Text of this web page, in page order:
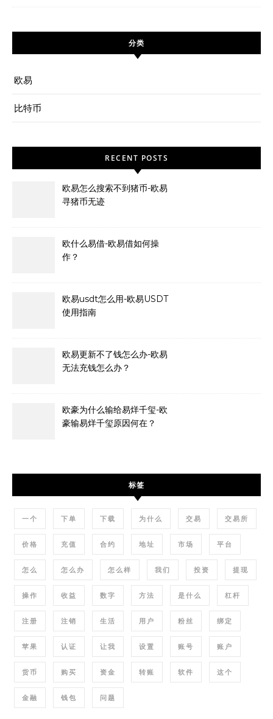
分类
欧易
比特币
RECENT POSTS
欧易怎么搜索不到猪币-欧易
寻猪币无迹
欧什么易借-欧易借如何操
作？
欧易usdt怎么用-欧易USDT
使用指南
欧易更新不了钱怎么办-欧易
无法充钱怎么办？
欧豪为什么输给易烊千玺-欧
豪输易烊千玺原因何在？
标签
一个 下单 下载 为什么 交易 交易所
价格 充值 合约 地址 市场 平台
怎么 怎么办 怎么样 我们 投资 提现
操作 收益 数字 方法 是什么 杠杆
注册 注销 生活 用户 粉丝 绑定
苹果 认证 让我 设置 账号 账户
货币 购买 资金 转账 软件 这个
金融 钱包 问题